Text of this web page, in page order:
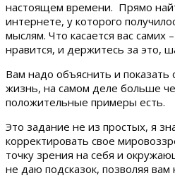
настоящем времени. Прямо
интернете, у которого
мыслям. Что касается вас самих
нравится, и держитесь за это,
Вам надо объяснить и
жизнь, на самом деле больше
положительные примеры есть.
Это задание не из простых, я
корректировать свое
точку зрения на себя и
не даю подсказок, позволяя вам